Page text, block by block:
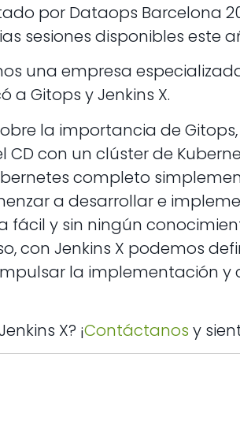
por Dataops Barcelona
sesiones disponibles este
una empresa
a Gitops y Jenkins X.
la importancia de
con un clúster de
completo
a desarrollar e
fácil y sin ningún
con Jenkins X podemos
la implementación y
X? ¡Contáctanos y